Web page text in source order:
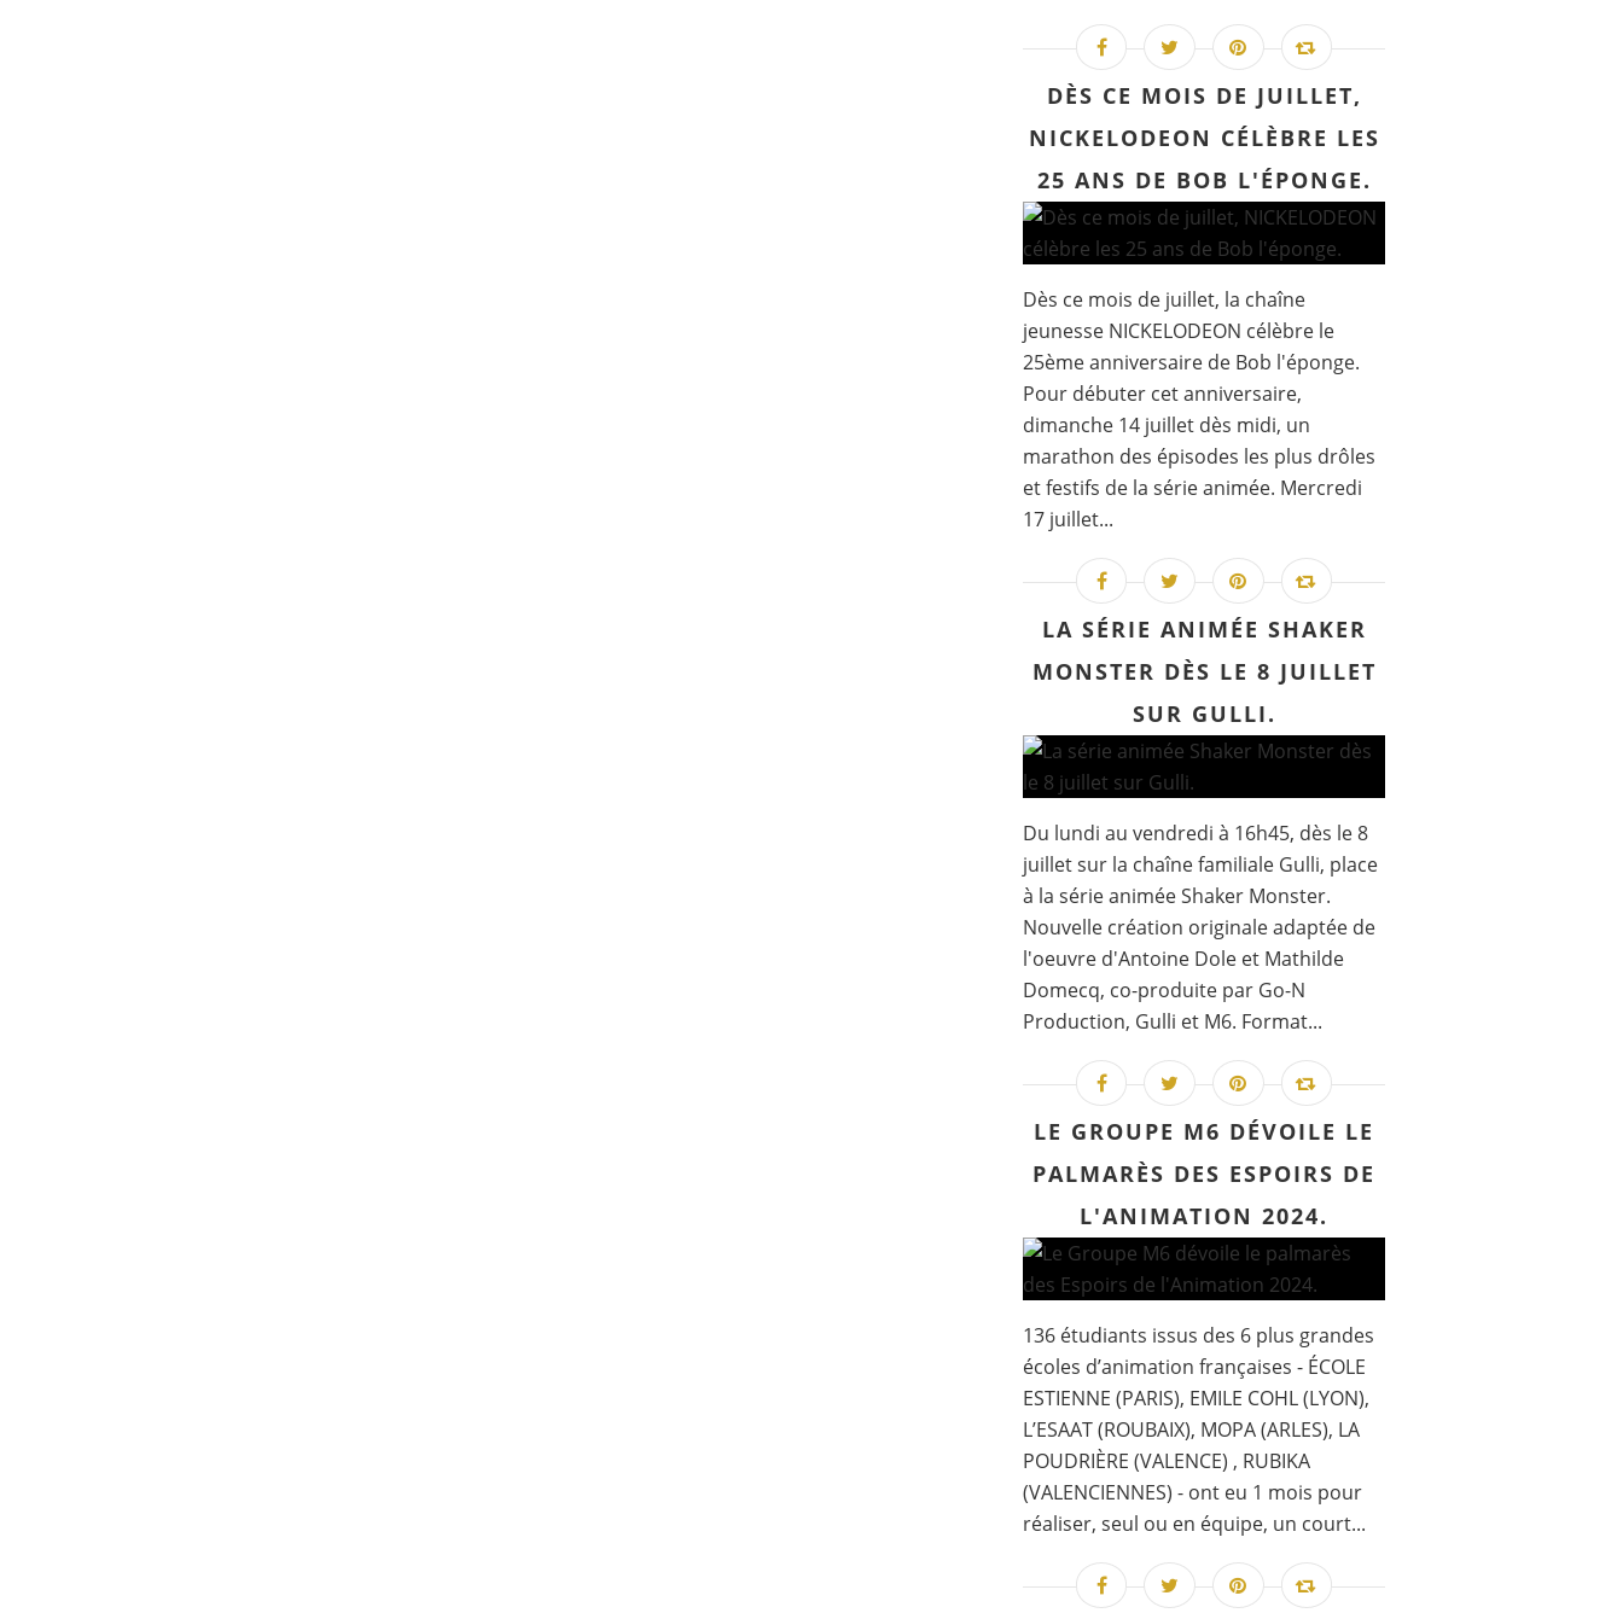
DÈS CE MOIS DE JUILLET,
NICKELODEON CÉLÈBRE LES
25 ANS DE BOB L'ÉPONGE.
Dès ce mois de juillet, la chaîne
jeunesse NICKELODEON célèbre le
25ème anniversaire de Bob l'éponge.
Pour débuter cet anniversaire,
dimanche 14 juillet dès midi, un
marathon des épisodes les plus drôles
et festifs de la série animée. Mercredi
17 juillet...
LA SÉRIE ANIMÉE SHAKER
MONSTER DÈS LE 8 JUILLET
SUR GULLI.
Du lundi au vendredi à 16h45, dès le 8
juillet sur la chaîne familiale Gulli, place
à la série animée Shaker Monster.
Nouvelle création originale adaptée de
l'oeuvre d'Antoine Dole et Mathilde
Domecq, co-produite par Go-N
Production, Gulli et M6. Format...
LE GROUPE M6 DÉVOILE LE
PALMARÈS DES ESPOIRS DE
L'ANIMATION 2024.
136 étudiants issus des 6 plus grandes
écoles d’animation françaises - ÉCOLE
ESTIENNE (PARIS), EMILE COHL (LYON),
L’ESAAT (ROUBAIX), MOPA (ARLES), LA
POUDRIÈRE (VALENCE) , RUBIKA
(VALENCIENNES) - ont eu 1 mois pour
réaliser, seul ou en équipe, un court...